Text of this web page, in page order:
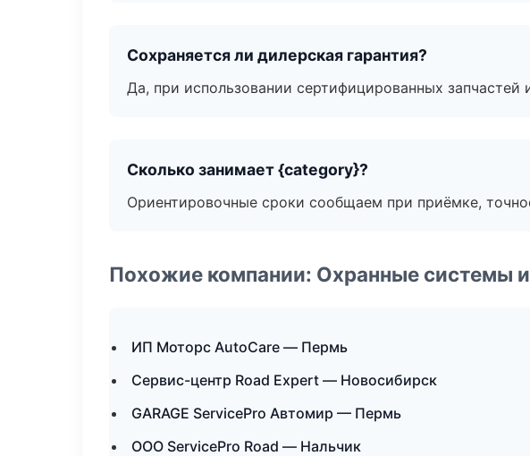
Сохраняется ли дилерская гарантия?
Да, при использовании сертифицированных запчастей
Сколько занимает {category}?
Ориентировочные сроки сообщаем при приёмке,
Похожие компании: Охранные системы и
ИП Моторс AutoCare — Пермь
Сервис-центр Road Expert — Новосибирск
GARAGE ServicePro Автомир — Пермь
ООО ServicePro Road — Нальчик